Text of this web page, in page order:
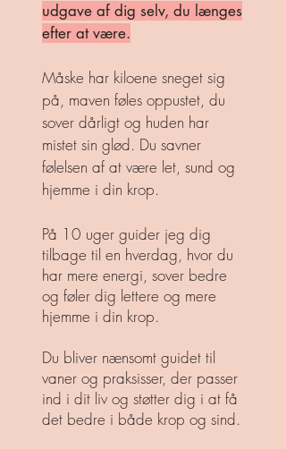
udgave af dig selv, du længes
efter at være.
Måske har kiloene sneget sig
på, maven føles oppustet, du
sover dårligt og huden har
mistet sin glød. Du savner
følelsen af at være let, sund og
hjemme i din krop.
På 10 uger guider jeg dig
tilbage til en hverdag, hvor du
har mere energi, sover bedre
og føler dig lettere og mere
hjemme i din krop.
Du bliver nænsomt guidet til
vaner og praksisser, der passer
ind i dit liv og støtter dig i at få
det bedre i både krop og sind.